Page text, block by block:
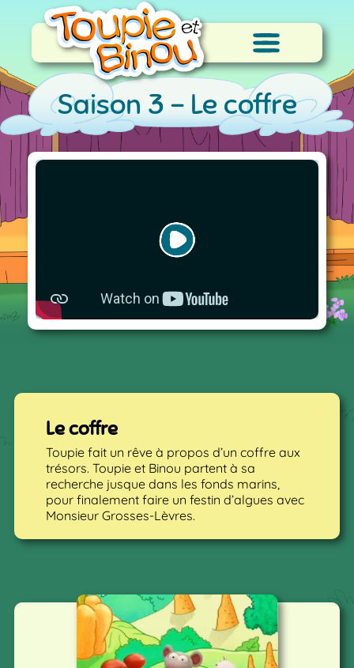
Saison 3 - Le coffre
Le coffre
Toupie fait un rêve à propos d’un coffre aux
trésors. Toupie et Binou partent à sa
recherche jusque dans les fonds marins,
pour finalement faire un festin d’algues avec
Monsieur Grosses-Lèvres.